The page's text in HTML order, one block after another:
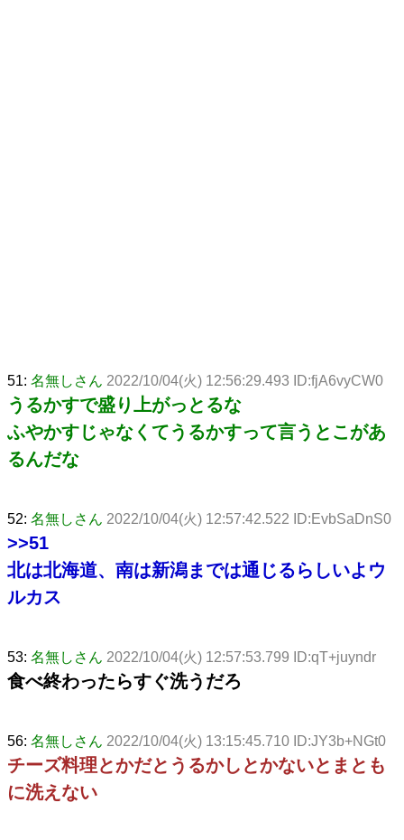
51: 名無しさん 2022/10/04(火) 12:56:29.493 ID:fjA6vyCW0
うるかすで盛り上がっとるな
ふやかすじゃなくてうるかすって言うとこがあ
るんだな
52: 名無しさん 2022/10/04(火) 12:57:42.522 ID:EvbSaDnS0
>>51
北は北海道、南は新潟までは通じるらしいよウ
ルカス
53: 名無しさん 2022/10/04(火) 12:57:53.799 ID:qT+juyndr
食べ終わったらすぐ洗うだろ
56: 名無しさん 2022/10/04(火) 13:15:45.710 ID:JY3b+NGt0
チーズ料理とかだとうるかしとかないとまとも
に洗えない